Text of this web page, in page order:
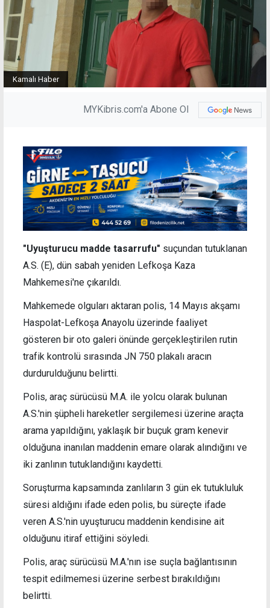
Kamalı Haber
MYKibris.com'a Abone Ol
"Uyuşturucu madde tasarrufu" suçundan tutuklanan
A.S. (E), dün sabah yeniden Lefkoşa Kaza
Mahkemesi'ne çıkarıldı.
Mahkemede olguları aktaran polis, 14 Mayıs akşamı
Haspolat-Lefkoşa Anayolu üzerinde faaliyet
gösteren bir oto galeri önünde gerçekleştirilen rutin
trafik kontrolü sırasında JN 750 plakalı aracın
durdurulduğunu belirtti.
Polis, araç sürücüsü M.A. ile yolcu olarak bulunan
A.S.'nin şüpheli hareketler sergilemesi üzerine araçta
arama yapıldığını, yaklaşık bir buçuk gram kenevir
olduğuna inanılan maddenin emare olarak alındığını ve
iki zanlının tutuklandığını kaydetti.
Soruşturma kapsamında zanlıların 3 gün ek tutukluluk
süresi aldığını ifade eden polis, bu süreçte ifade
veren A.S.'nin uyuşturucu maddenin kendisine ait
olduğunu itiraf ettiğini söyledi.
Polis, araç sürücüsü M.A.'nın ise suçla bağlantısının
tespit edilmemesi üzerine serbest bırakıldığını
belirtti.